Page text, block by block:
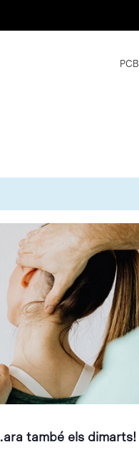
PCB
també els dimarts!